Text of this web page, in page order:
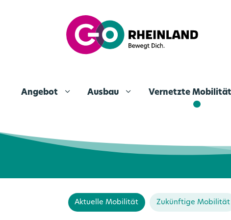
Angebot Ausbau Vernetzte Mobilität
Aktuelle Mobilität Zukünftige Mobilität